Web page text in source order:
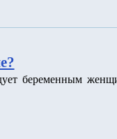
беременным